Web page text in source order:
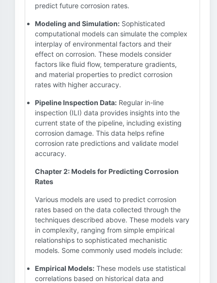
predict future corrosion rates.
Modeling and Simulation: Sophisticated
computational models can simulate the complex
interplay of environmental factors and their
effect on corrosion. These models consider
factors like fluid flow, temperature gradients,
and material properties to predict corrosion
rates with higher accuracy.
Pipeline Inspection Data: Regular in-line
inspection (ILI) data provides insights into the
current state of the pipeline, including existing
corrosion damage. This data helps refine
corrosion rate predictions and validate model
accuracy.
Chapter 2: Models for Predicting Corrosion
Rates
Various models are used to predict corrosion
rates based on the data collected through the
techniques described above. These models vary
in complexity, ranging from simple empirical
relationships to sophisticated mechanistic
models. Some commonly used models include:
Empirical Models: These models use statistical
correlations based on historical data and